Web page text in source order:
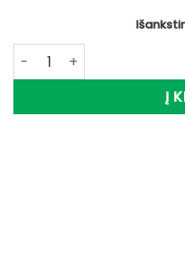
produkto kiekis: Super
Į